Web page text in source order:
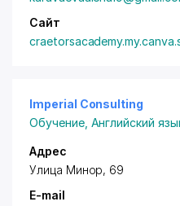
Сайт
Imperial Consulting
Обучение, Английский
Адрес
Улица Минор, 69
E-mail